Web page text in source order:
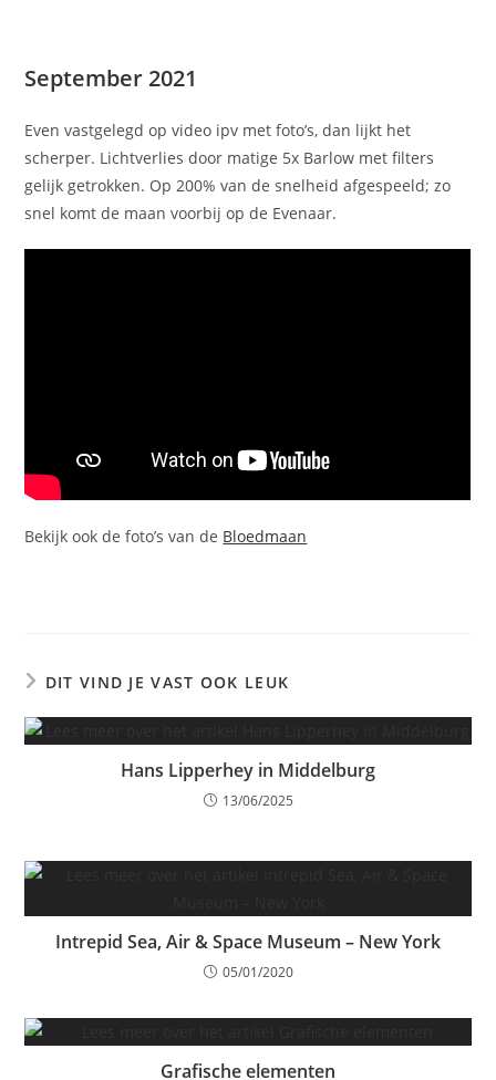
September 2021
Even vastgelegd op video ipv met foto’s, dan lijkt het
scherper. Lichtverlies door matige 5x Barlow met filters
gelijk getrokken. Op 200% van de snelheid afgespeeld; zo
snel komt de maan voorbij op de Evenaar.
Bekijk ook de foto’s van de Bloedmaan
DIT VIND JE VAST OOK LEUK
Hans Lipperhey in Middelburg
13/06/2025
Intrepid Sea, Air & Space Museum – New York
05/01/2020
Grafische elementen